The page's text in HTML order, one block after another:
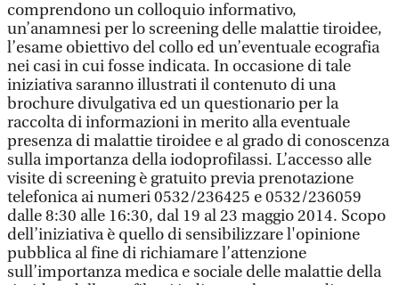
comprendono un colloquio informativo,
un’anamnesi per lo screening delle malattie tiroidee,
l’esame obiettivo del collo ed un’eventuale ecografia
nei casi in cui fosse indicata. In occasione di tale
iniziativa saranno illustrati il contenuto di una
brochure divulgativa ed un questionario per la
raccolta di informazioni in merito alla eventuale
presenza di malattie tiroidee e al grado di conoscenza
sulla importanza della iodoprofilassi. L’accesso alle
visite di screening è gratuito previa prenotazione
telefonica ai numeri 0532/236425 e 0532/236059
dalle 8:30 alle 16:30, dal 19 al 23 maggio 2014. Scopo
dell’iniziativa è quello di sensibilizzare l'opinione
pubblica al fine di richiamare l’attenzione
sull’importanza medica e sociale delle malattie della